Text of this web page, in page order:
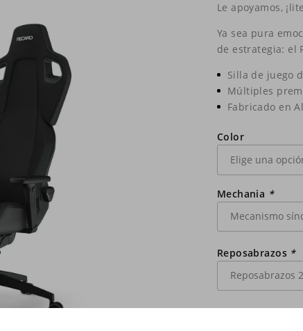
Le apoyamos,
Ya sea pura
de estrategia: el
Silla de juego
Múltiples
Fabricado en
Color
Mechania *
Reposabrazos *
Extensión del